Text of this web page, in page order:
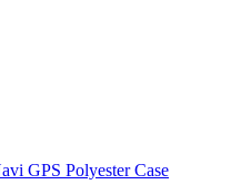
GPS Polyester Case